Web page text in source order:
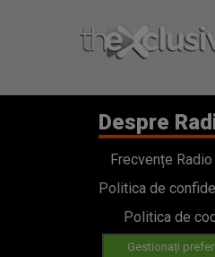
Despre
Frecvențe
Politica de
Politica de
Gestionați